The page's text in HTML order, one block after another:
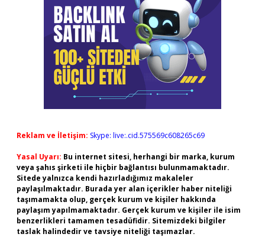
Reklam ve İletişim: Skype: live:.cid.575569c608265c69
Yasal Uyarı: Bu internet sitesi, herhangi bir marka, kurum
veya şahıs şirketi ile hiçbir bağlantısı bulunmamaktadır.
Sitede yalnızca kendi hazırladığımız makaleler
paylaşılmaktadır. Burada yer alan içerikler haber niteliği
taşımamakta olup, gerçek kurum ve kişiler hakkında
paylaşım yapılmamaktadır. Gerçek kurum ve kişiler ile isim
benzerlikleri tamamen tesadüfidir. Sitemizdeki bilgiler
taslak halindedir ve tavsiye niteliği taşımazlar.